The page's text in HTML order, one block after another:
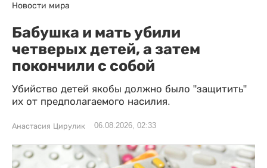
Новости мира
Бабушка и мать убили
четверых детей, а затем
покончили с собой
Убийство детей якобы должно было "защитить"
их от предполагаемого насилия.
Анастасия Цирулик 06.08.2026, 02:33